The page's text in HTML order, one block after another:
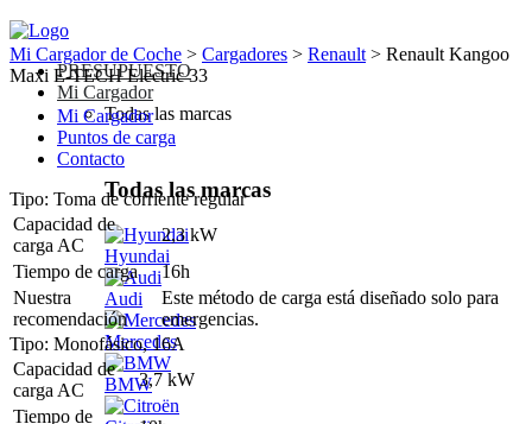
PRESUPUESTO
Mi Cargador
Todas las marcas
Todas las marcas
Hyundai
Audi
Mercedes
BMW
Mi Cargador de Coche > Cargadores > Renault > Renault Kangoo
Maxi E-TECH Electric 33
Mi Cargador
Puntos de carga
Contacto
Tipo: Toma de corriente regular
Capacidad de
carga AC
2,3 kW
Tiempo de carga
16h
Nuestra
recomendación
Este método de carga está diseñado solo para
emergencias.
Tipo: Monofásico, 16A
Capacidad de
carga AC
3,7 kW
Tiempo de